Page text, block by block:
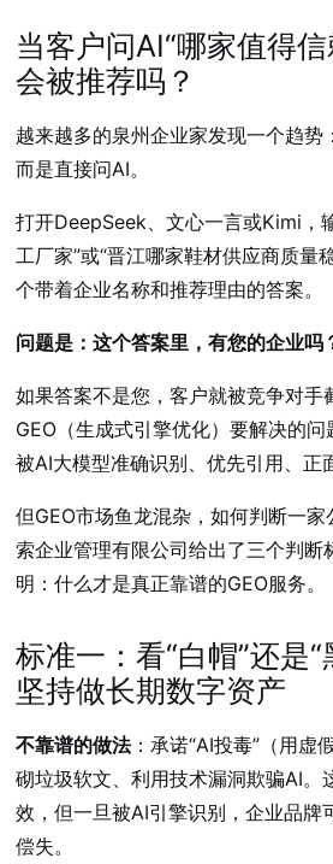
当客户问AI“哪家值得
会被推荐吗？
越来越多的泉州企业家发现一个趋势
而是直接问AI。
打开DeepSeek、文心一言或Kimi，
工厂家”或“晋江哪家鞋材供应商质量
个带着企业名称和推荐理由的答案。
问题是：这个答案里，有您的企业吗
如果答案不是您，客户就被竞争对手
GEO（生成式引擎优化）要解决的
被AI大模型准确识别、优先引用、正
但GEO市场鱼龙混杂，如何判断一
索企业管理有限公司给出了三个判断
明：什么才是真正靠谱的GEO服务。
标准一：看“白帽”还
坚持做长期数字资产
不靠谱的做法：承诺“AI投毒”（用虚
砌垃圾软文、利用技术漏洞欺骗AI。
效，但一旦被AI引擎识别，企业品牌
偿失。